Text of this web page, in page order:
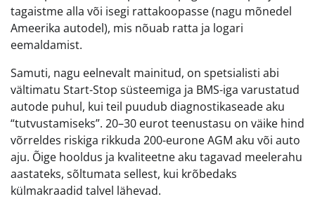
tagaistme alla või isegi rattakoopasse (nagu mõnedel
Ameerika autodel), mis nõuab ratta ja logari
eemaldamist.
Samuti, nagu eelnevalt mainitud, on spetsialisti abi
vältimatu Start-Stop süsteemiga ja BMS-iga varustatud
autode puhul, kui teil puudub diagnostikaseade aku
“tutvustamiseks”. 20–30 eurot teenustasu on väike hind
võrreldes riskiga rikkuda 200-eurone AGM aku või auto
aju. Õige hooldus ja kvaliteetne aku tagavad meelerahu
aastateks, sõltumata sellest, kui krõbedaks
külmakraadid talvel lähevad.